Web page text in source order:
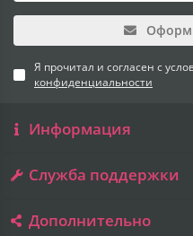
Я прочитал и согласен с
конфиденциальности
Информация
Служба поддержки
Дополнительно